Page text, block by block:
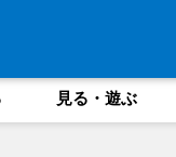
見る・遊ぶ